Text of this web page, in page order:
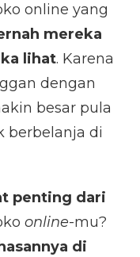
online yang
mereka
lihat. Karena
dengan
besar pula
berbelanja di
penting dari
online-mu?
di